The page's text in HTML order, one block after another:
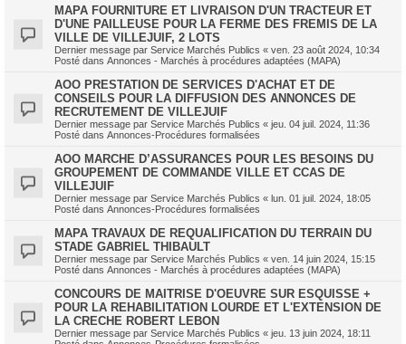
MAPA FOURNITURE ET LIVRAISON D'UN TRACTEUR ET
D'UNE PAILLEUSE POUR LA FERME DES FREMIS DE LA
VILLE DE VILLEJUIF, 2 LOTS
Dernier message par Service Marchés Publics « ven. 23 août 2024, 10:34
Posté dans Annonces - Marchés à procédures adaptées (MAPA)
AOO PRESTATION DE SERVICES D'ACHAT ET DE
CONSEILS POUR LA DIFFUSION DES ANNONCES DE
RECRUTEMENT DE VILLEJUIF
Dernier message par Service Marchés Publics « jeu. 04 juil. 2024, 11:36
Posté dans Annonces-Procédures formalisées
AOO MARCHE D’ASSURANCES POUR LES BESOINS DU
GROUPEMENT DE COMMANDE VILLE ET CCAS DE
VILLEJUIF
Dernier message par Service Marchés Publics « lun. 01 juil. 2024, 18:05
Posté dans Annonces-Procédures formalisées
MAPA TRAVAUX DE REQUALIFICATION DU TERRAIN DU
STADE GABRIEL THIBAULT
Dernier message par Service Marchés Publics « ven. 14 juin 2024, 15:15
Posté dans Annonces - Marchés à procédures adaptées (MAPA)
CONCOURS DE MAITRISE D'OEUVRE SUR ESQUISSE +
POUR LA REHABILITATION LOURDE ET L'EXTENSION DE
LA CRECHE ROBERT LEBON
Dernier message par Service Marchés Publics « jeu. 13 juin 2024, 18:11